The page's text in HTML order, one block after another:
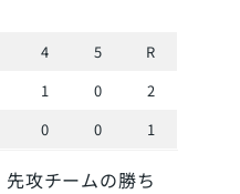
4 5
R
1 0
2
0 0 1
攻チームの勝ち